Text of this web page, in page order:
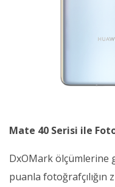
Mate 40 Serisi ile
DxOMark ölçümlerine
puanla fotoğrafçılığın